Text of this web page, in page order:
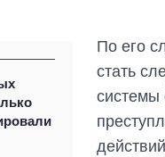
По его
стать
системы